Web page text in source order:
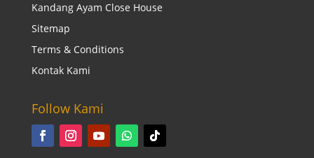
Kandang Ayam Close House
Sitemap
Terms & Conditions
Kontak Kami
Follow Kami